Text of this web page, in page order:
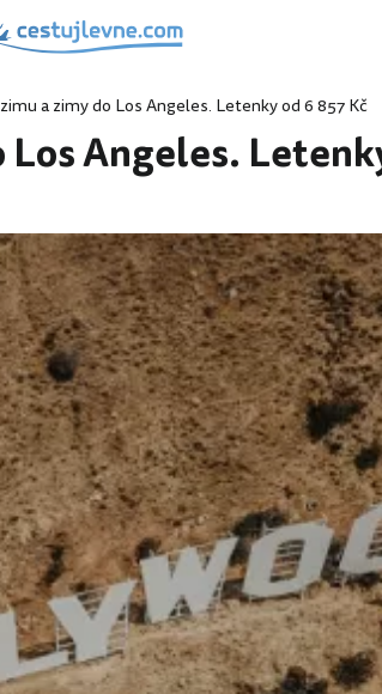
a zimy do Los Angeles. Letenky od 6 857 Kč
Angeles.